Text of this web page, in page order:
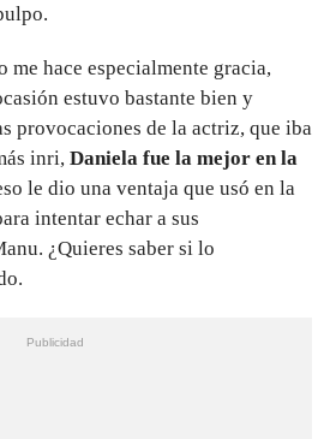
me hace especialmente gracia,
estuvo bastante bien y
provocaciones de la actriz, que iba
inri, Daniela fue la mejor en la
le dio una ventaja que usó en la
intentar echar a sus
¿Quieres saber si lo